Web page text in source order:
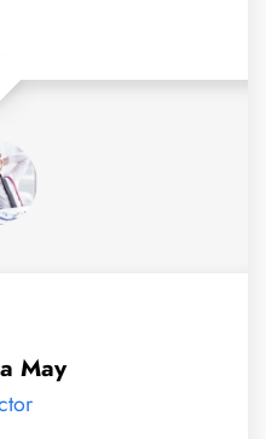
May